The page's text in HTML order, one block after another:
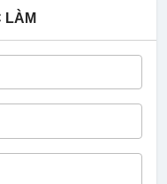
LÀM